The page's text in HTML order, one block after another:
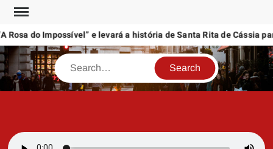
Skip
contentdo Impossível” e levará a história de Santa Rita de Cássia
Search